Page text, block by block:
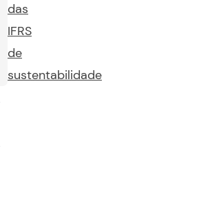
das
IFRS
de
sustentabilidade